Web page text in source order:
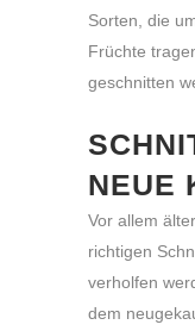
Sorten, die
Früchte
geschnitten
NEUE
Vor allem
richtigen
verholfen
dem